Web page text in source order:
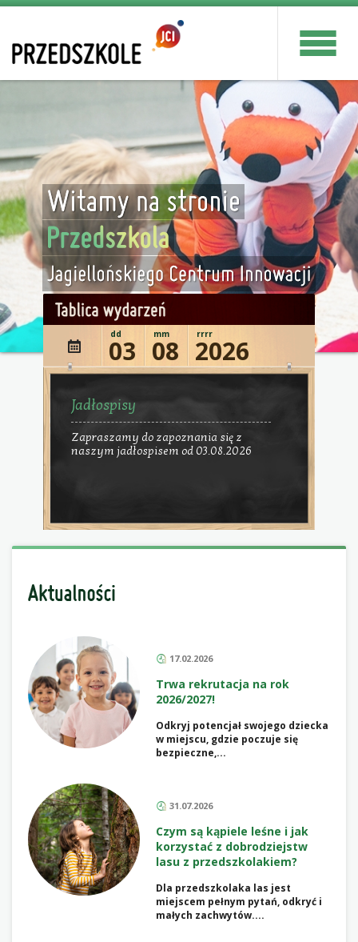
wydażenie
dd
03
mm
08
rrrr
2026
Jadłospisy
Zapraszamy do zapoznania się z
naszym jadłospisem od 03.08.2026
17.02.2026
Trwa rekrutacja na rok
2026/2027!
Odkryj potencjał swojego dziecka
w miejscu, gdzie poczuje się
bezpieczne,...
31.07.2026
Czym są kąpiele leśne i jak
korzystać z dobrodziejstw
lasu z przedszkolakiem?
Dla przedszkolaka las jest
miejscem pełnym pytań, odkryć i
małych zachwytów....